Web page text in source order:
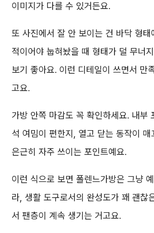
이미지가 다를 수 있거든요.
또 사진에서 잘 안 보이는 건 바닥 형태
적이어야 눕혀놨을 때 형태가 덜 무너
보기 좋아요. 이런 디테일이 쓰면서 만
고요.
가방 안쪽 마감도 꼭 확인하세요. 내부
석 여밈이 편한지, 열고 닫는 동작이 매
은근히 자주 쓰이는 포인트예요.
이런 식으로 보면 폴렌느가방은 그냥
라, 생활 도구로서의 완성도가 꽤 괜찮
서 팬층이 계속 생기는 거고요.